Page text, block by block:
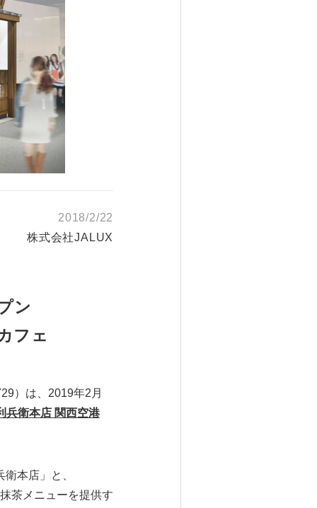
2018/2/22
株式会社JALUX
ン
フェ
）は、2019年2月
兵衛本店 関西空港
本店」と、
茶メニューを提供す